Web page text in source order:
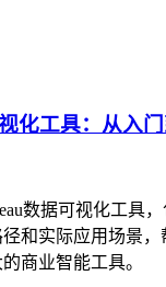
化工具：从入
数据可视化工具，
和实际应用场景，
商业智能工具。